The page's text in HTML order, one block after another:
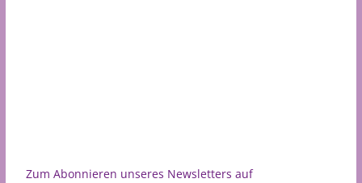
Zum Abonnieren unseres Newsletters auf